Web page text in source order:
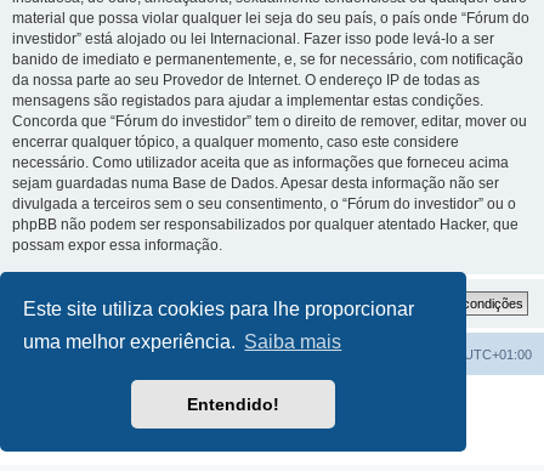
Este site utiliza cookies para lhe proporcionar
uma melhor experiência. Saiba mais
Entendido!
material que possa violar qualquer lei seja do seu país, o país onde “Fórum do
investidor” está alojado ou lei Internacional. Fazer isso pode levá-lo a ser
banido de imediato e permanentemente, e, se for necessário, com notificação
da nossa parte ao seu Provedor de Internet. O endereço IP de todas as
mensagens são registados para ajudar a implementar estas condições.
Concorda que “Fórum do investidor” tem o direito de remover, editar, mover ou
encerrar qualquer tópico, a qualquer momento, caso este considere
necessário. Como utilizador aceita que as informações que forneceu acima
sejam guardadas numa Base de Dados. Apesar desta informação não ser
divulgada a terceiros sem o seu consentimento, o “Fórum do investidor” ou o
phpBB não podem ser responsabilizados por qualquer atentado Hacker, que
possam expor essa informação.
Fórum do investidor O Fuso Horário do Fórum é UTC+01:00
Desenvolvido por phpBB® Forum Software © phpBB Limited